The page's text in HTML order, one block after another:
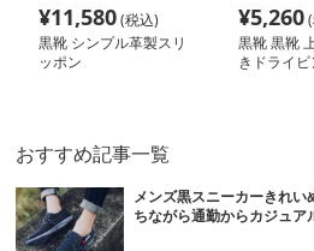
¥11,580(税込)
黒靴 シンプル革製スリ
ッポン
¥5,260
黒靴 黒靴
きドライ
おすすめ記事一覧
メンズ黒スニーカーきれ
ちながら通勤からカジュア